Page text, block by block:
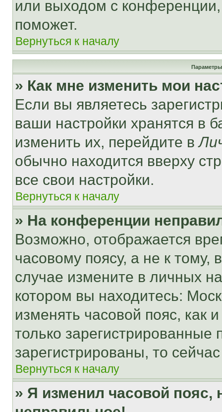
или выходом с
поможет.
Вернуться к началу
Параметры
» Как мне изменить мои
Если вы являетесь
ваши настройки хранятся в
изменить их, перейдите в
обычно находится вверху
все свои настройки.
Вернуться к началу
» На конференции
Возможно, отображается
часовому поясу, а не к тому,
случае измените в личных
котором вы находитесь:
изменять часовой пояс, как
только
зарегистрированы, то
Вернуться к началу
» Я изменил часовой пояс,